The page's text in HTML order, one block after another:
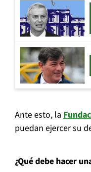
Ante esto, la
puedan ejercer su
¿Qué debe hacer